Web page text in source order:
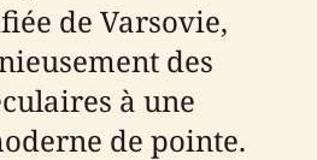
de Varsovie,
des
à une
de pointe.